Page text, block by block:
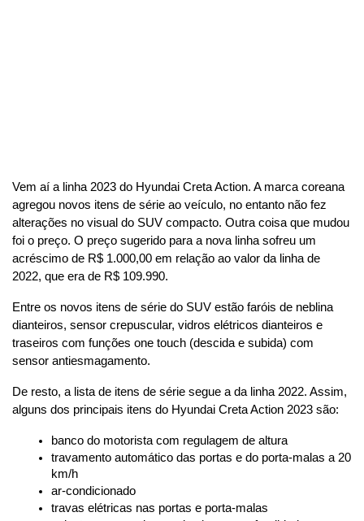
Vem aí a linha 2023 do Hyundai Creta Action. A marca coreana
agregou novos itens de série ao veículo, no entanto não fez
alterações no visual do SUV compacto. Outra coisa que mudou
foi o preço. O preço sugerido para a nova linha sofreu um
acréscimo de R$ 1.000,00 em relação ao valor da linha de
2022, que era de R$ 109.990.
Entre os novos itens de série do SUV estão faróis de neblina
dianteiros, sensor crepuscular, vidros elétricos dianteiros e
traseiros com funções one touch (descida e subida) com
sensor antiesmagamento.
De resto, a lista de itens de série segue a da linha 2022. Assim,
alguns dos principais itens do Hyundai Creta Action 2023 são:
banco do motorista com regulagem de altura
travamento automático das portas e do porta-malas a 20
km/h
ar-condicionado
travas elétricas nas portas e porta-malas